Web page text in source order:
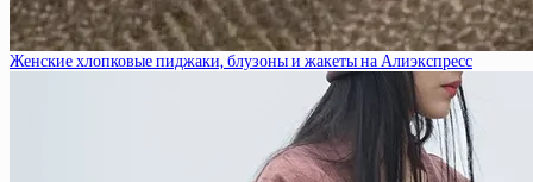
Женские хлопковые пиджаки, блузоны и жакеты на Алиэкспресс